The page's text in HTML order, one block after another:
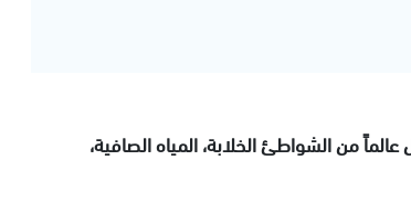
من الشواطئ الخلابة، المياه الصافية،